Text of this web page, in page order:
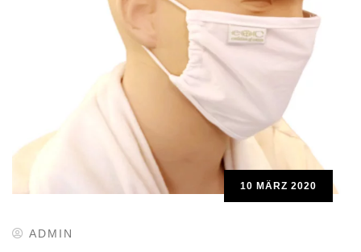
10 MÄRZ 2020
ADMIN